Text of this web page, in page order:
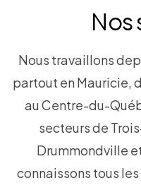
Nos
Nous travaillons
partout en Mauricie,
au Centre-du-
secteurs de
Drummondville
connaissons tous